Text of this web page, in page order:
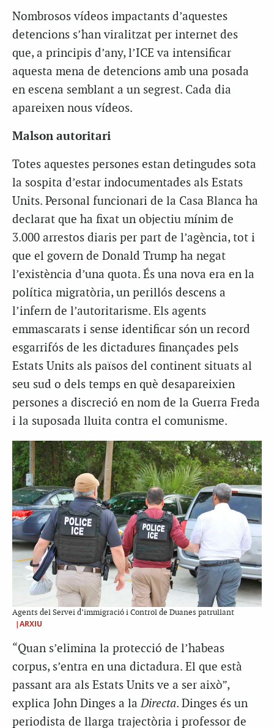
Nombrosos vídeos impactants d’aquestes
detencions s’han viralitzat per internet des
que, a principis d’any, l’ICE va intensificar
aquesta mena de detencions amb una posada
en escena semblant a un segrest. Cada dia
apareixen nous vídeos.
Malson autoritari
Totes aquestes persones estan detingudes sota
la sospita d’estar indocumentades als Estats
Units. Personal funcionari de la Casa Blanca ha
declarat que ha fixat un objectiu mínim de
3.000 arrestos diaris per part de l’agència, tot i
que el govern de Donald Trump ha negat
l’existència d’una quota. És una nova era en la
política migratòria, un perillós descens a
l’infern de l’autoritarisme. Els agents
emmascarats i sense identificar són un record
esgarrifós de les dictadures finançades pels
Estats Units als països del continent situats al
seu sud o dels temps en què desapareixien
persones a discreció en nom de la Guerra Freda
i la suposada lluita contra el comunisme.
Agents del Servei d’immigració i Control de Duanes patrullant
|ARXIU
“Quan s’elimina la protecció de l’habeas
corpus, s’entra en una dictadura. El que està
passant ara als Estats Units ve a ser això”,
explica John Dinges a laDirecta. Dinges és un
periodista de llarga trajectòria i professor de